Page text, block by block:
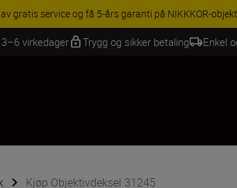
gratis service og få 5-års garanti på NIKKKOR-
virkedager Trygg og sikker betaling Enkel
Kjøp Objektivdeksel 31245